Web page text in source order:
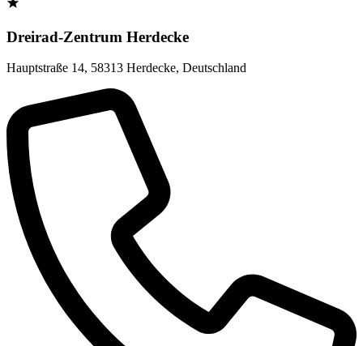
Dreirad-Zentrum Herdecke
Hauptstraße 14, 58313 Herdecke, Deutschland